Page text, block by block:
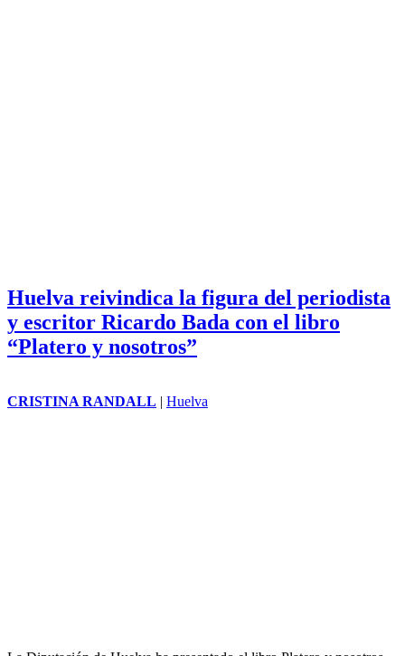
Huelva reivindica la figura del periodista
y escritor Ricardo Bada con el libro
“Platero y nosotros”
CRISTINA RANDALL | Huelva